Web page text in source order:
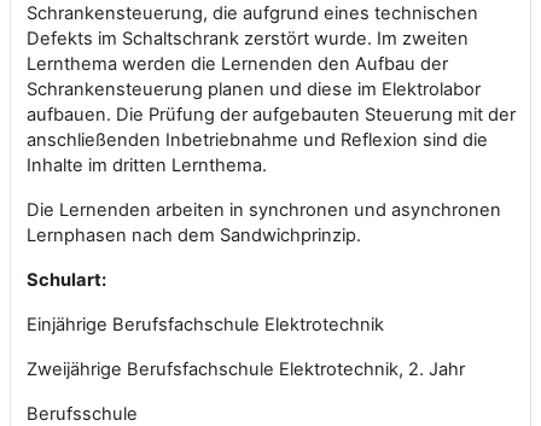
Schrankensteuerung, die aufgrund eines technischen
Defekts im Schaltschrank zerstört wurde. Im zweiten
Lernthema werden die Lernenden den Aufbau der
Schrankensteuerung planen und diese im Elektrolabor
aufbauen. Die Prüfung der aufgebauten Steuerung mit der
anschließenden Inbetriebnahme und Reflexion sind die
Inhalte im dritten Lernthema.
Die Lernenden arbeiten in synchronen und asynchronen
Lernphasen nach dem Sandwichprinzip.
Schulart:
Einjährige Berufsfachschule Elektrotechnik
Zweijährige Berufsfachschule Elektrotechnik, 2. Jahr
Berufsschule